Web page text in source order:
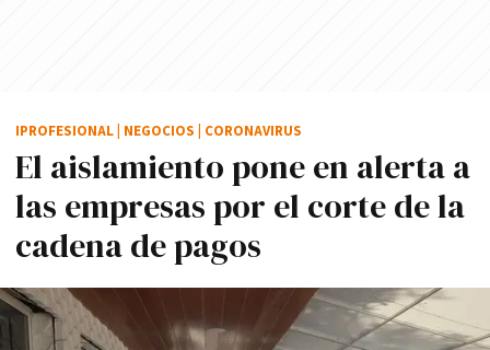
El aislamiento pone en alerta a
las empresas por el corte de la
cadena de pagos
IPROFESIONAL NEGOCIOS CORONAVIRUS